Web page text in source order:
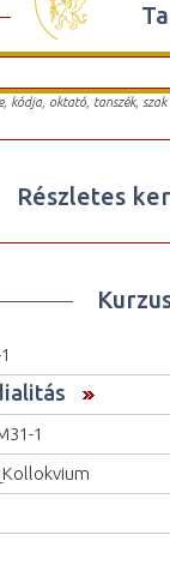
kódja, oktató, tanszék,
Részletes
1